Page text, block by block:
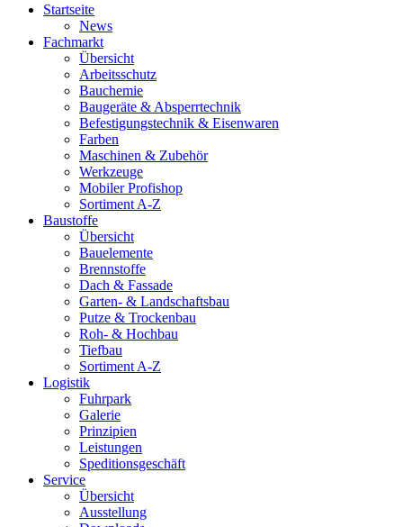
Startseite
News
Fachmarkt
Übersicht
Arbeitsschutz
Bauchemie
Baugeräte & Absperrtechnik
Befestigungstechnik & Eisenwaren
Farben
Maschinen & Zubehör
Werkzeuge
Mobiler Profishop
Sortiment A-Z
Baustoffe
Übersicht
Bauelemente
Brennstoffe
Dach & Fassade
Garten- & Landschaftsbau
Putze & Trockenbau
Roh- & Hochbau
Tiefbau
Sortiment A-Z
Logistik
Fuhrpark
Galerie
Prinzipien
Leistungen
Speditionsgeschäft
Service
Übersicht
Ausstellung